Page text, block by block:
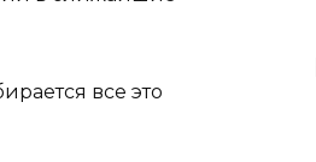
все это